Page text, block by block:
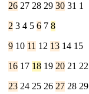
26 27 28 29 30 31 1
2 3 4 5 6 7 8
9 10 11 12 13 14 15
16 17 18 19 20 21 22
23 24 25 26 27 28 29